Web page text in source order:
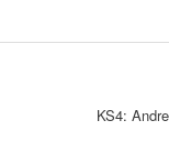
KS4: